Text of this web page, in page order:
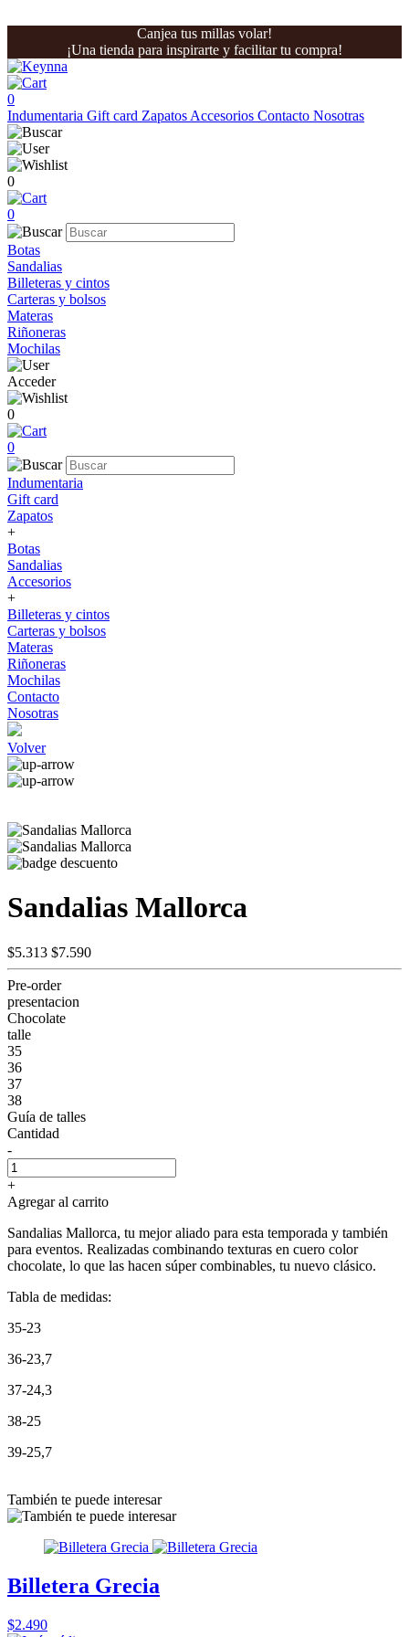
Canjea tus millas volar!
¡Una tienda para inspirarte y facilitar tu compra!
0
Indumentaria Gift card Zapatos Accesorios Contacto Nosotras
0
0
Botas
Sandalias
Billeteras y cintos
Carteras y bolsos
Materas
Riñoneras
Mochilas
Acceder
0
0
Indumentaria
Gift card
Zapatos
+
Botas
Sandalias
Accesorios
+
Billeteras y cintos
Carteras y bolsos
Materas
Riñoneras
Mochilas
Contacto
Nosotras
Volver
Sandalias Mallorca
$5.313 $7.590
Pre-order
presentacion
Chocolate
talle
35
36
37
38
Guía de talles
Cantidad
-
+
Agregar al carrito
Sandalias Mallorca, tu mejor aliado para esta temporada y también
para eventos. Realizadas combinando texturas en cuero color
chocolate, lo que las hacen súper combinables, tu nuevo clásico.
Tabla de medidas:
35-23
36-23,7
37-24,3
38-25
39-25,7
También te puede interesar
Billetera Grecia
$2.490